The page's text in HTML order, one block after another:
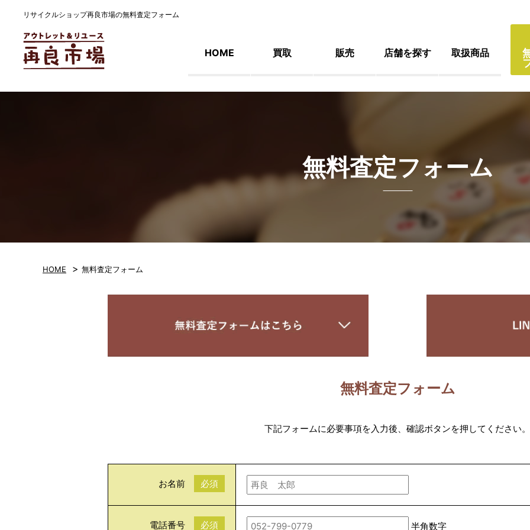
リサイクルショップ再良市場の無料査定フォーム
HOME 買取 販売 店舗を探す 取扱商品
無料査定フォーム
HOME > 無料査定フォーム
無料査定フォーム
下記フォームに必要事項を入力後、確認ボタンを押してください。
お名前 必須
電話番号 必須 半角数字